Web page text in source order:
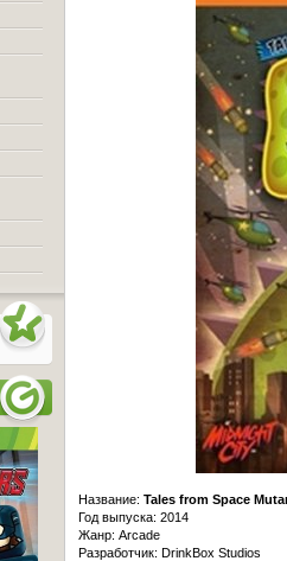
Название: Tales from Space
Год выпуска: 2014
Жанр: Arcade
Разработчик: DrinkBox Studios